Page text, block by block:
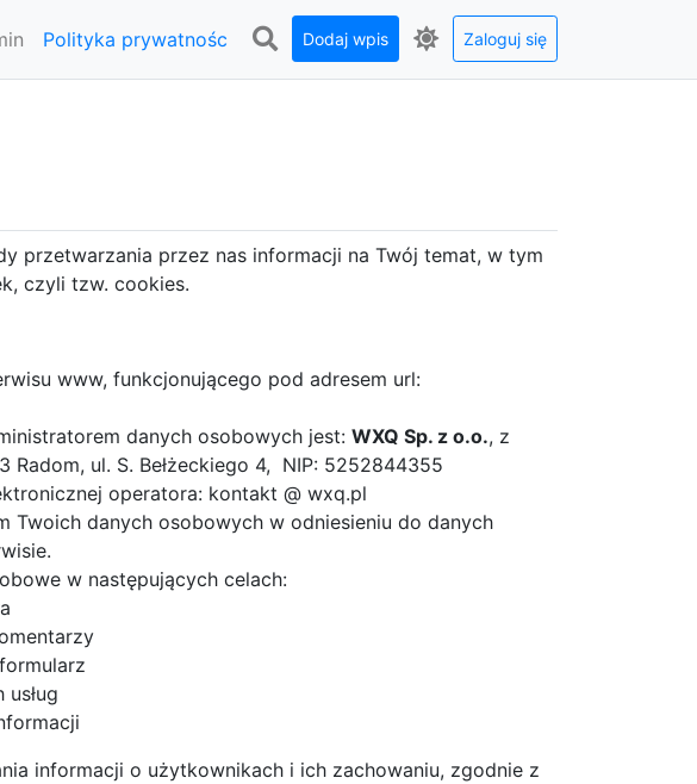
Polityka prywatnośc Dodaj wpis Zaloguj się
przetwarzania przez nas informacji na Twój temat, w tym
czyli tzw. cookies.
www, funkcjonującego pod adresem url:
danych osobowych jest: WXQ Sp. z o.o., z
Radom, ul. S. Bełżeckiego 4, NIP: 5252844355
operatora: kontakt @ wxq.pl
Twoich danych osobowych w odniesieniu do danych
w następujących celach:
informacji o użytkownikach i ich zachowaniu, zgodnie z